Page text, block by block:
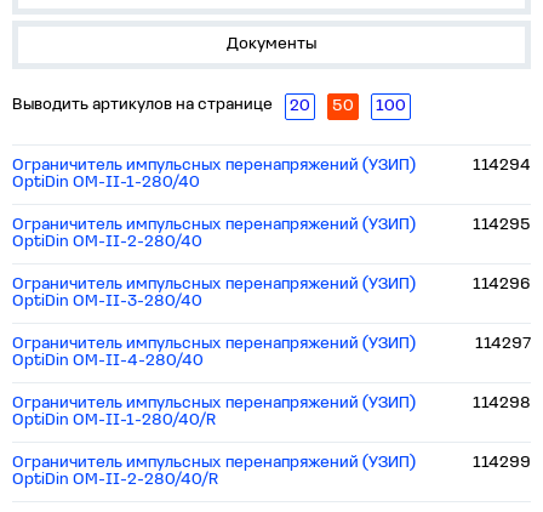
Документы
Выводить артикулов на странице 20 50 100
Ограничитель импульсных перенапряжений (УЗИП)
OptiDin OM-II-1-280/40
114294
Ограничитель импульсных перенапряжений (УЗИП)
OptiDin OM-II-2-280/40
114295
Ограничитель импульсных перенапряжений (УЗИП)
OptiDin OM-II-3-280/40
114296
Ограничитель импульсных перенапряжений (УЗИП)
OptiDin OM-II-4-280/40
114297
Ограничитель импульсных перенапряжений (УЗИП)
OptiDin OM-II-1-280/40/R
114298
Ограничитель импульсных перенапряжений (УЗИП)
OptiDin OM-II-2-280/40/R
114299